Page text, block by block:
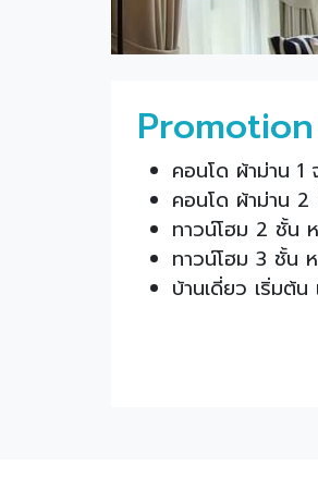
Promotion
คอนโด ผ้าม่าน
คอนโด ผ้าม่าน
ทาวน์โฮม 2 ชั้น
ทาวน์โฮม 3 ชั้น
บ้านเดี่ยว เริ่มต้